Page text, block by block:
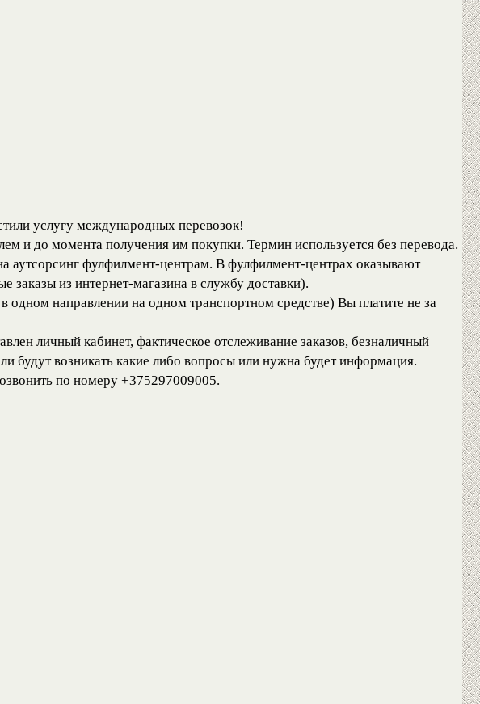
услугу международных перевозок!
и до момента получения им покупки. Термин используется без перевода.
аутсорсинг фулфилмент-центрам. В фулфилмент-центрах оказывают
из интернет-магазина в службу доставки).
одном направлении на одном транспортном средстве) Вы платите не за
личный кабинет, фактическое отслеживание заказов, безналичный
будут возникать какие либо вопросы или нужна будет информация.
по номеру +375297009005.